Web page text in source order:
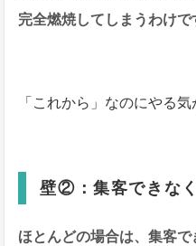
完全燃焼してしまうわけで
「これから」なのにやる気
壁②：集客できなく
ほとんどの場合は、集客で